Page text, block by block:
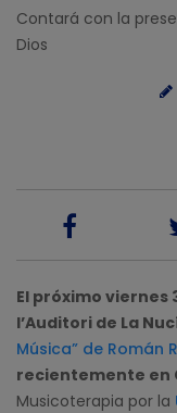
Contará con la
Dios
El próximo viernes
l’Auditori de La
Música” de Román
recientemente en
Musicoterapia por la